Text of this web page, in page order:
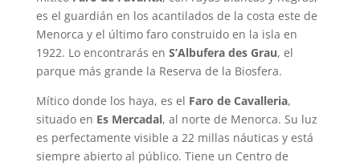
es el guardián en los acantilados de la costa este de
Menorca y el último faro construido en la isla en
1922. Lo encontrarás en S’Albufera des Grau, el
parque más grande la Reserva de la Biosfera.
Mítico donde los haya, es el Faro de Cavalleria,
situado en Es Mercadal, al norte de Menorca. Su luz
es perfectamente visible a 22 millas náuticas y está
siempre abierto al público. Tiene un Centro de